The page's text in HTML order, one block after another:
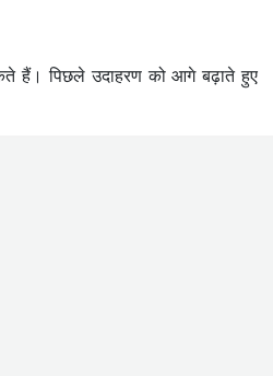
हैं। पिछले उदाहरण को आगे बढ़ाते हुए